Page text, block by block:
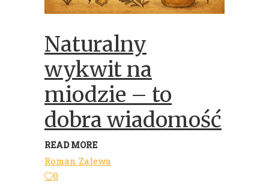
Naturalny
wykwit na
miodzie – to
dobra wiadomość
READ MORE
Roman Zalewa
0